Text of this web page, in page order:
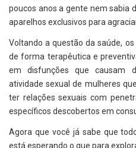
poucos anos a gente nem sabia
aparelhos exclusivos para
Voltando a questão da saúde,
de forma terapêutica e
em disfunções que causam
atividade sexual de mulheres
ter relações sexuais com
específicos descobertos em
Agora que você já sabe que
está esperando o que para